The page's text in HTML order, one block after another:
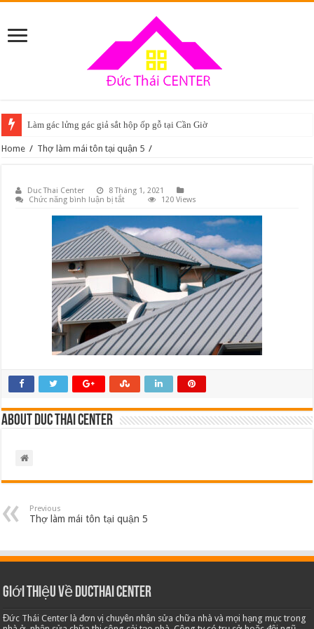
Làm gác lửng gác giả sắt hộp ốp gỗ tại Cần Giờ
Home / Thợ làm mái tôn tại quận 5 /
Duc Thai Center
8 Tháng 1, 2021
Chức năng bình luận bị tắtở 120 Views
About Duc Thai Center
Previous
Thợ làm mái tôn tại quận 5
Giới thiệu về Ducthai Center
Đức Thái Center là đơn vị chuyên nhận sửa chữa nhà và mọi hạng mục trong